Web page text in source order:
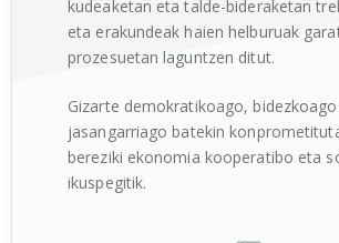
kudeaketan eta talde-bideraketan
eta erakundeak haien helburuak
prozesuetan laguntzen ditut.
Gizarte demokratikoago,
jasangarriago batekin
bereziki ekonomia kooperatibo eta
ikuspegitik.